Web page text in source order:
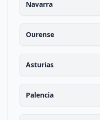
Navarra
Ourense
Asturias
Palencia